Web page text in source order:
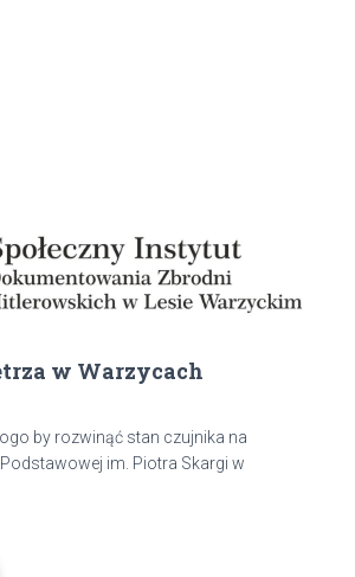
w Warzycach
by rozwinąć stan czujnika na
im. Piotra Skargi w